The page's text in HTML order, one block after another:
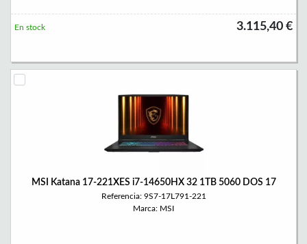
3.115,40 €
En stock
MSI Katana 17-221XES i7-14650HX 32 1TB 5060 DOS 17
Referencia: 9S7-17L791-221
Marca: MSI